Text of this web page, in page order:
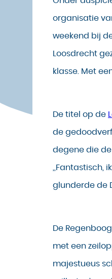
organisatie
weekend bij
Loosdrecht
klasse. Met
De titel op de
de
degene die de
,,Fantastisch,
glunderde de
De
met een
majestueus